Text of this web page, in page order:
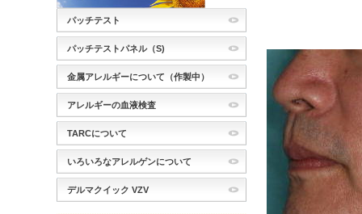
パッチテスト
パッチテストパネル（S)
金属アレルギーについて（作製中）
アレルギーの血液検査
TARCについて
いろいろなアレルゲンについて
デルマクイック VZV